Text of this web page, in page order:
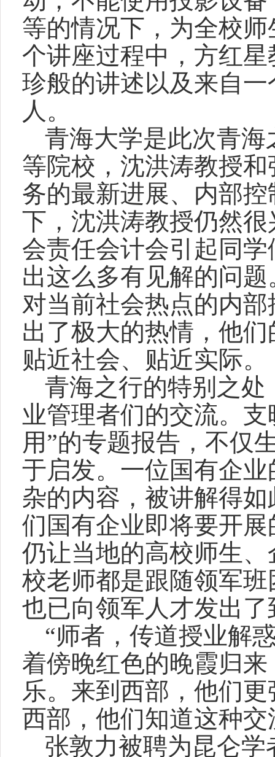
等的情况下，为全校
个讲座过程中，方红
珍般的讲述以及来自
人。
青海大学是此次青
等院校，沈洪涛教授
务的最新进展、内部
下，沈洪涛教授仍然
会责任会计会引起同
出这么多有见解的问题
对当前社会热点的内
出了极大的热情，他
贴近社会、贴近实际。
青海之行的特别之
业管理者们的交流。
用”的专题报告，不仅
于启发。一位国有企
杂的内容，被讲解得
们国有企业即将要开展
仍让当地的高校师生
校老师都是跟随领军
也已向领军人才发出
“师者，传道授业解
着傍晚红色的晚霞归
乐。来到西部，他们
西部，他们知道这种
张敦力被聘为昆仑